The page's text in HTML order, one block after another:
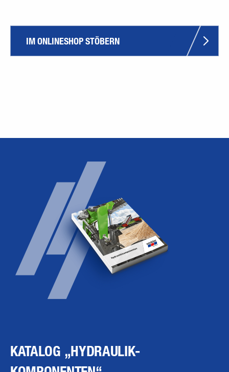
IM ONLINESHOP STÖBERN
KATALOG „HYDRAULIK­